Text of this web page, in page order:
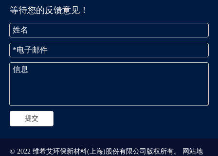
等待您的反馈意见！
提交
© 2022 维希艾环保新材料(上海)股份有限公司版权所有。 网站地